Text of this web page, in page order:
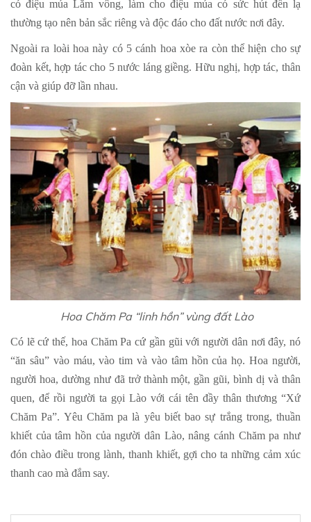
có điệu múa Lăm vông, làm cho điệu múa có sức hút đến lạ
thường tạo nên bản sắc riêng và độc đáo cho đất nước nơi đây.
Ngoài ra loài hoa này có 5 cánh hoa xòe ra còn thể hiện cho sự
đoàn kết, hợp tác cho 5 nước láng giềng. Hữu nghị, hợp tác, thân
cận và giúp đỡ lần nhau.
Hoa Chăm Pa “linh hồn” vùng đất Lào
Có lẽ cứ thế, hoa Chăm Pa cứ gần gũi với người dân nơi đây, nó
“ăn sâu” vào máu, vào tim và vào tâm hồn của họ. Hoa người,
người hoa, dường như đã trở thành một, gần gũi, bình dị và thân
quen, để rồi người ta gọi Lào với cái tên đầy thân thương “Xứ
Chăm Pa”. Yêu Chăm pa là yêu biết bao sự trắng trong, thuần
khiết của tâm hồn của người dân Lào, nâng cánh Chăm pa như
đón chào điều trong lành, thanh khiết, gợi cho ta những cảm xúc
thanh cao mà đắm say.